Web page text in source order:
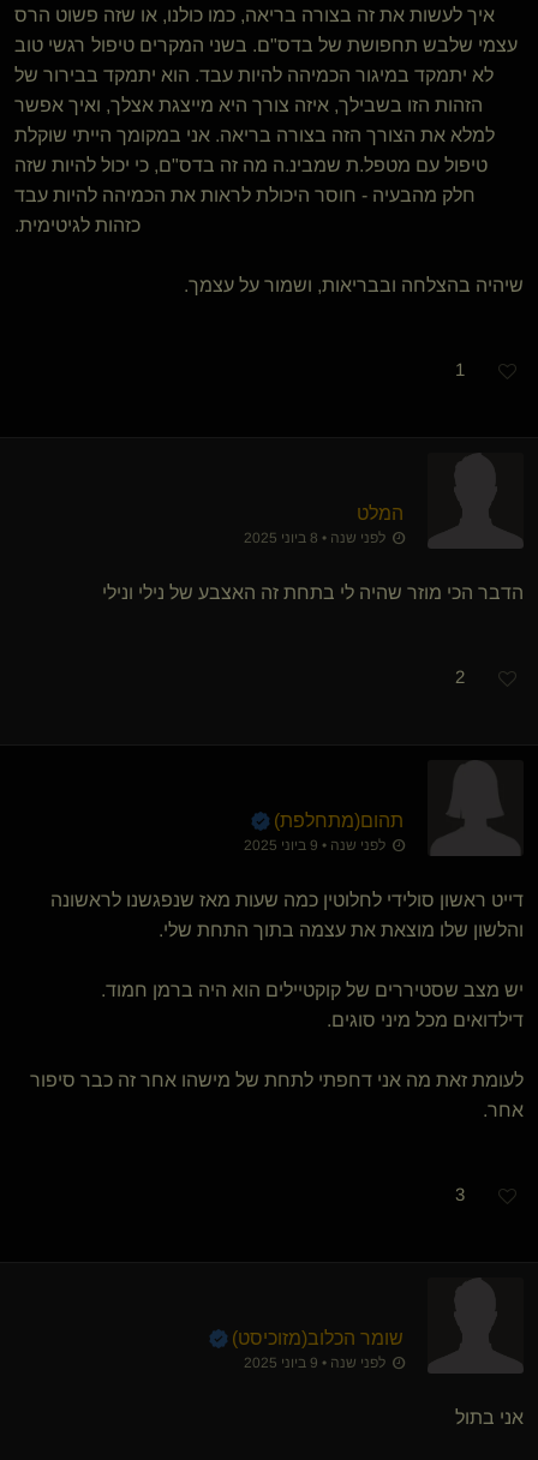
איך לעשות את זה בצורה בריאה, כמו כולנו, או שזה פשוט הרס
עצמי שלבש תחפושת של בדס"ם. בשני המקרים טיפול רגשי טוב
לא יתמקד במיגור הכמיהה להיות עבד. הוא יתמקד בבירור של
הזהות הזו בשבילך, איזה צורך היא מייצגת אצלך, ואיך אפשר
למלא את הצורך הזה בצורה בריאה. אני במקומך הייתי שוקלת
טיפול עם מטפל.ת שמבינ.ה מה זה בדס"ם, כי יכול להיות שזה
חלק מהבעיה - חוסר היכולת לראות את הכמיהה להיות עבד
כזהות לגיטימית.
שיהיה בהצלחה ובבריאות, ושמור על עצמך.
1
המלט
לפני שנה • 8 ביוני 2025
הדבר הכי מוזר שהיה לי בתחת זה האצבע של נילי ונילי
2
תהום​(מתחלפת)
לפני שנה • 9 ביוני 2025
דייט ראשון סולידי לחלוטין כמה שעות מאז שנפגשנו לראשונה
והלשון שלו מוצאת את עצמה בתוך התחת שלי.
יש מצב שסטיררים של קוקטיילים הוא היה ברמן חמוד.
דילדואים מכל מיני סוגים.
לעומת זאת מה אני דחפתי לתחת של מישהו אחר זה כבר סיפור
אחר.
3
שומר הכלוב​(מזוכיסט)
לפני שנה • 9 ביוני 2025
אני בתול